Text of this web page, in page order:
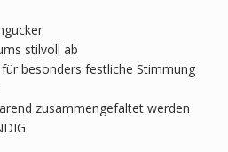
stilvoll ab
besonders festliche Stimmung
zusammengefaltet werden